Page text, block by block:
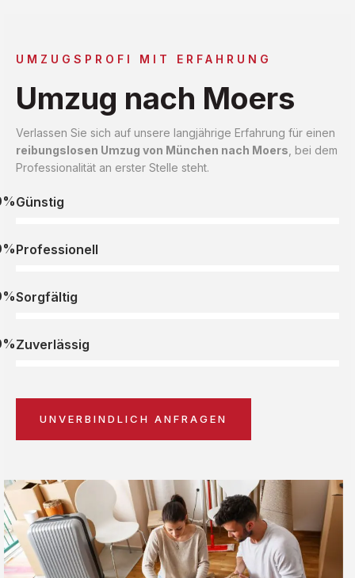
UMZUGSPROFI MIT ERFAHRUNG
Umzug nach Moers
Verlassen Sie sich auf unsere langjährige Erfahrung für einen
reibungslosen Umzug von München nach Moers , bei dem
Professionalität an erster Stelle steht.
Günstig
Professionell
Sorgfältig
Zuverlässig
UNVERBINDLICH ANFRAGEN